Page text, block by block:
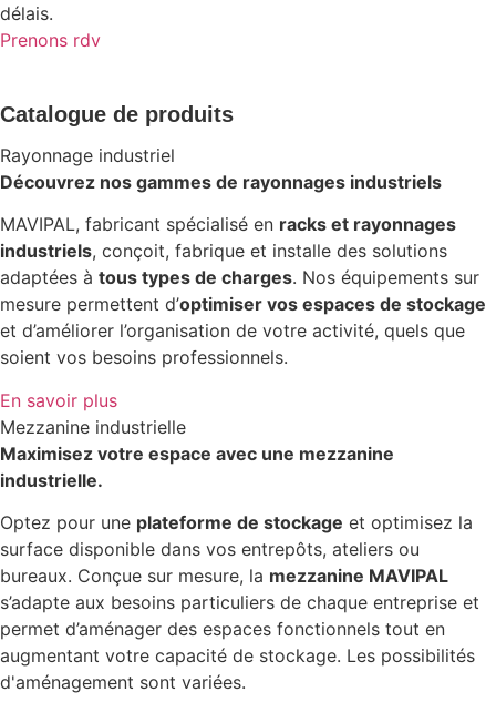
délais.
Prenons rdv
Catalogue de produits
Rayonnage industriel
Découvrez nos gammes de rayonnages industriels
MAVIPAL, fabricant spécialisé en racks et rayonnages
industriels, conçoit, fabrique et installe des solutions
adaptées à tous types de charges. Nos équipements sur
mesure permettent d’optimiser vos espaces de stockage
et d’améliorer l’organisation de votre activité, quels que
soient vos besoins professionnels.
En savoir plus
Mezzanine industrielle
Maximisez votre espace avec une mezzanine
industrielle.
Optez pour une plateforme de stockage et optimisez la
surface disponible dans vos entrepôts, ateliers ou
bureaux. Conçue sur mesure, la mezzanine MAVIPAL
s’adapte aux besoins particuliers de chaque entreprise et
permet d’aménager des espaces fonctionnels tout en
augmentant votre capacité de stockage. Les possibilités
d'aménagement sont variées.